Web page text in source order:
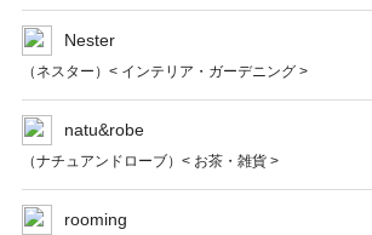
Nester
（ネスター）< インテリア・ガーデニング >
natu&robe
（ナチュアンドローブ）< お茶・雑貨 >
rooming